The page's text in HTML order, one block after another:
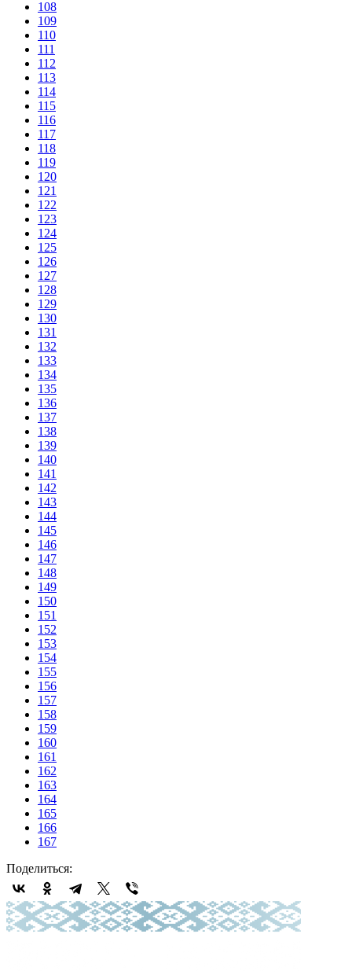
108
109
110
111
112
113
114
115
116
117
118
119
120
121
122
123
124
125
126
127
128
129
130
131
132
133
134
135
136
137
138
139
140
141
142
143
144
145
146
147
148
149
150
151
152
153
154
155
156
157
158
159
160
161
162
163
164
165
166
167
Поделиться: